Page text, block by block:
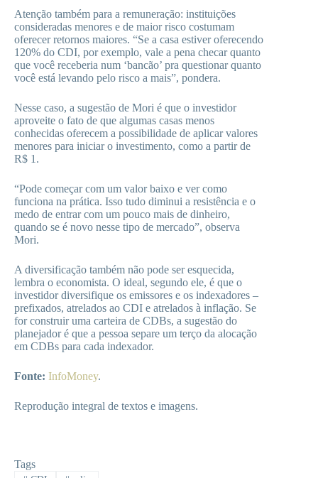
Atenção também para a remuneração: instituições
consideradas menores e de maior risco costumam
oferecer retornos maiores. “Se a casa estiver oferecendo
120% do CDI, por exemplo, vale a pena checar quanto
que você receberia num ‘bancão’ pra questionar quanto
você está levando pelo risco a mais”, pondera.
Nesse caso, a sugestão de Mori é que o investidor
aproveite o fato de que algumas casas menos
conhecidas oferecem a possibilidade de aplicar valores
menores para iniciar o investimento, como a partir de
R$ 1.
“Pode começar com um valor baixo e ver como
funciona na prática. Isso tudo diminui a resistência e o
medo de entrar com um pouco mais de dinheiro,
quando se é novo nesse tipo de mercado”, observa
Mori.
A diversificação também não pode ser esquecida,
lembra o economista. O ideal, segundo ele, é que o
investidor diversifique os emissores e os indexadores –
prefixados, atrelados ao CDI e atrelados à inflação. Se
for construir uma carteira de CDBs, a sugestão do
planejador é que a pessoa separe um terço da alocação
em CDBs para cada indexador.
Fonte: InfoMoney.
Reprodução integral de textos e imagens.
Tags